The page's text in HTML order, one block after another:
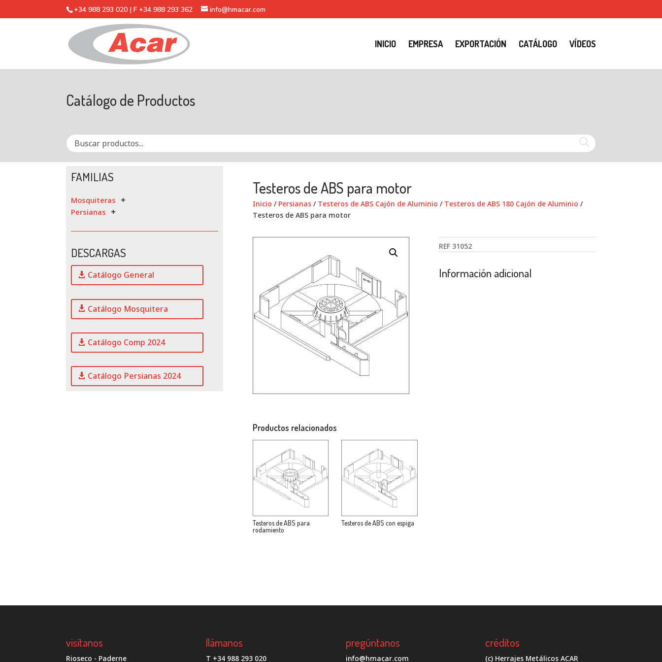
+34 988 293 020 | F +34 988 293 362 info@hmacar.com
INICIO EMPRESA EXPORTACIÓN CATÁLOGO VÍDEOS
Catálogo de Productos
FAMILIAS
Mosquiteras
Persianas
DESCARGAS
Catálogo General
Catálogo Mosquitera
Catálogo Comp 2024
Catálogo Persianas 2024
Testeros de ABS para motor
Inicio / Persianas/ Testeros de ABS Cajón de Aluminio / Testeros de ABS 180 Cajón de Aluminio /
Testeros de ABS para motor
REF 31052
Información adicional
Productos relacionados
Testeros de ABS para
rodamiento
Testeros de ABS con espiga
visítanos
Rioseco - Paderne
llámanos
T +34 988 293 020
pregúntanos
info@hmacar.com
créditos
(c) Herrajes Metálicos ACAR